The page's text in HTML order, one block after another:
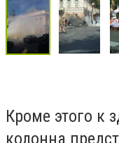
Кроме этого к
колонна